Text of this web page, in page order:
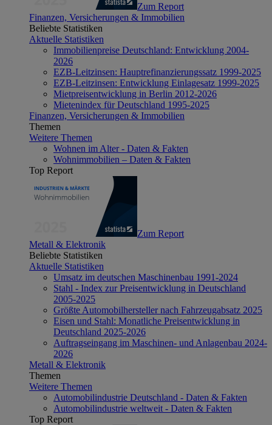
Zum Report
Finanzen, Versicherungen & Immobilien
Beliebte Statistiken
Aktuelle Statistiken
Immobilienpreise Deutschland: Entwicklung 2004-
2026
EZB-Leitzinsen: Hauptrefinanzierungssatz 1999-2025
EZB-Leitzinsen: Entwicklung Einlagesatz 1999-2025
Mietpreisentwicklung in Berlin 2012-2026
Mietenindex für Deutschland 1995-2025
Finanzen, Versicherungen & Immobilien
Themen
Weitere Themen
Wohnen im Alter - Daten & Fakten
Wohnimmobilien – Daten & Fakten
Top Report
Zum Report
Metall & Elektronik
Beliebte Statistiken
Aktuelle Statistiken
Umsatz im deutschen Maschinenbau 1991-2024
Stahl - Index zur Preisentwicklung in Deutschland
2005-2025
Größte Automobilhersteller nach Fahrzeugabsatz 2025
Eisen und Stahl: Monatliche Preisentwicklung in
Deutschland 2025-2026
Auftragseingang im Maschinen- und Anlagenbau 2024-
2026
Metall & Elektronik
Themen
Weitere Themen
Automobilindustrie Deutschland - Daten & Fakten
Automobilindustrie weltweit - Daten & Fakten
Top Report